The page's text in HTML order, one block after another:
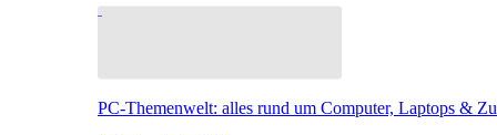
PC-Themenwelt: alles rund um Computer, Laptops &